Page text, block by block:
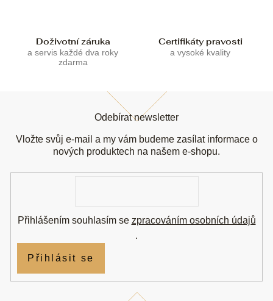
Doživotní záruka
a servis každé dva roky
zdarma
Certifikáty pravosti
a vysoké kvality
Odebírat newsletter
Vložte svůj e-mail a my vám budeme zasílat informace o
nových produktech na našem e-shopu.
Přihlášením souhlasím se zpracováním osobních údajů
.
Přihlásit se